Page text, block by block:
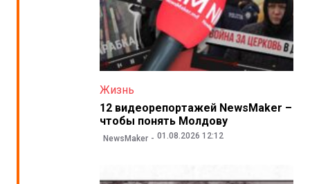
Жизнь
12 видеорепортажей NewsMaker –
чтобы понять Молдову
NewsMaker 01.08.2026 12:12